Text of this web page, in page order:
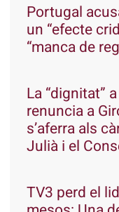
Portugal
un “efecte
“manca de
La “dignitat”
renuncia a
s’aferra als
Julià i el
TV3 perd el